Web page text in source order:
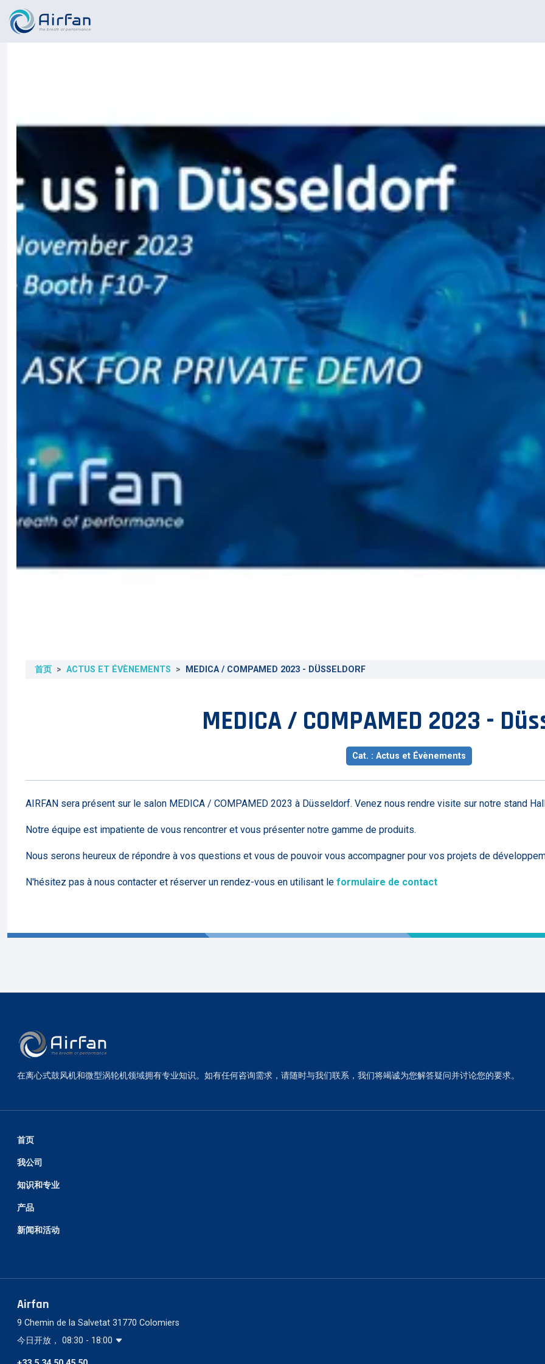
首页 ACTUS ET ÉVÈNEMENTS MEDICA / COMPAMED 2023 - DÜSSELDORF
MEDICA / COMPAMED 2023 -
Cat. : Actus et Évènements
AIRFAN sera présent sur le salon MEDICA / COMPAMED 2023 à Düsseldorf. Venez nous rendre visite sur notre stand
Notre équipe est impatiente de vous rencontrer et vous présenter notre gamme de produits.
Nous serons heureux de répondre à vos questions et vous de pouvoir vous accompagner pour vos projets de
N'hésitez pas à nous contacter et réserver un rendez-vous en utilisant le formulaire de contact
在离心式鼓风机和微型涡轮机领域拥有专业知识。如有任何咨询需求，请随时与我们联系，我们将竭诚为您解答疑问并讨论您的要求。
首页
我公司
知识和专业
产品
新闻和活动
Airfan
9 Chemin de la Salvetat 31770 Colomiers
今日开放， 08:30 - 18:00